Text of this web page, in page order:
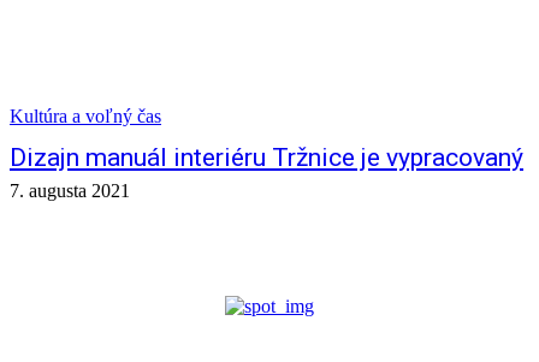
Kultúra a voľný čas
Dizajn manuál interiéru Tržnice je vypracovaný
7. augusta 2021